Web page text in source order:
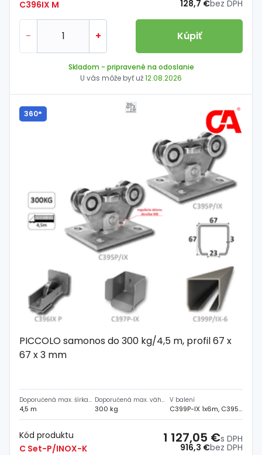
C396IX M 128,7 €bez DPH
- + Kúpiť
Skladom - pripravené na odoslanie
U vás môže byť už12.08.2026
360°
PICCOLO samonos do 300 kg/4,5 m, profil 67 x
67 x 3 mm
Doporučená max. šírka prejazdu
4,5 m
Doporučená max. váha brány
300 kg
V balení
C399P-IX 1x6m, C395P-IX 2ks, C397P-IX 1ks, C396P-IX 1ks
Kód produktu
C Set-P/INOX-K
916,3 €bez DPH
1 127,05 €s DPH